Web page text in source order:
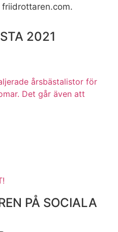
friidrottaren.com.
2021
årsbästalistor för
Det går även att
PÅ SOCIALA